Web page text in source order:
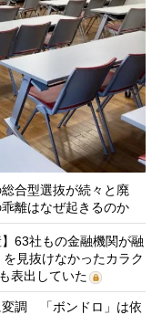
合型選抜が続々と廃
離はなぜ起きるのか
63社もの金融機関が融
見抜けなかったカラク
表出していた
変調 「ボンドロ」は依